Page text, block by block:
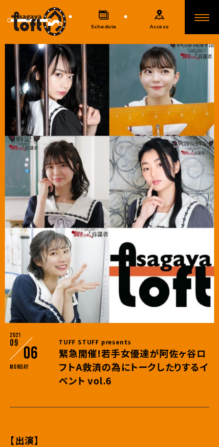
Schedule Access
2021
09
06
Monday
TUFF STUFF presents
緊急開催!若手女優達が阿佐ヶ谷ロ
フトA救済の為にトークしたりするイ
ベント vol.6
【出演】